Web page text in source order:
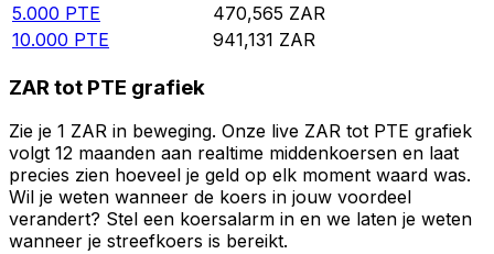
5.000 PTE 470,565 ZAR
10.000 PTE 941,131 ZAR
ZAR tot PTE grafiek
Zie je 1 ZAR in beweging. Onze live ZAR tot PTE grafiek
volgt 12 maanden aan realtime middenkoersen en laat
precies zien hoeveel je geld op elk moment waard was.
Wil je weten wanneer de koers in jouw voordeel
verandert? Stel een koersalarm in en we laten je weten
wanneer je streefkoers is bereikt.